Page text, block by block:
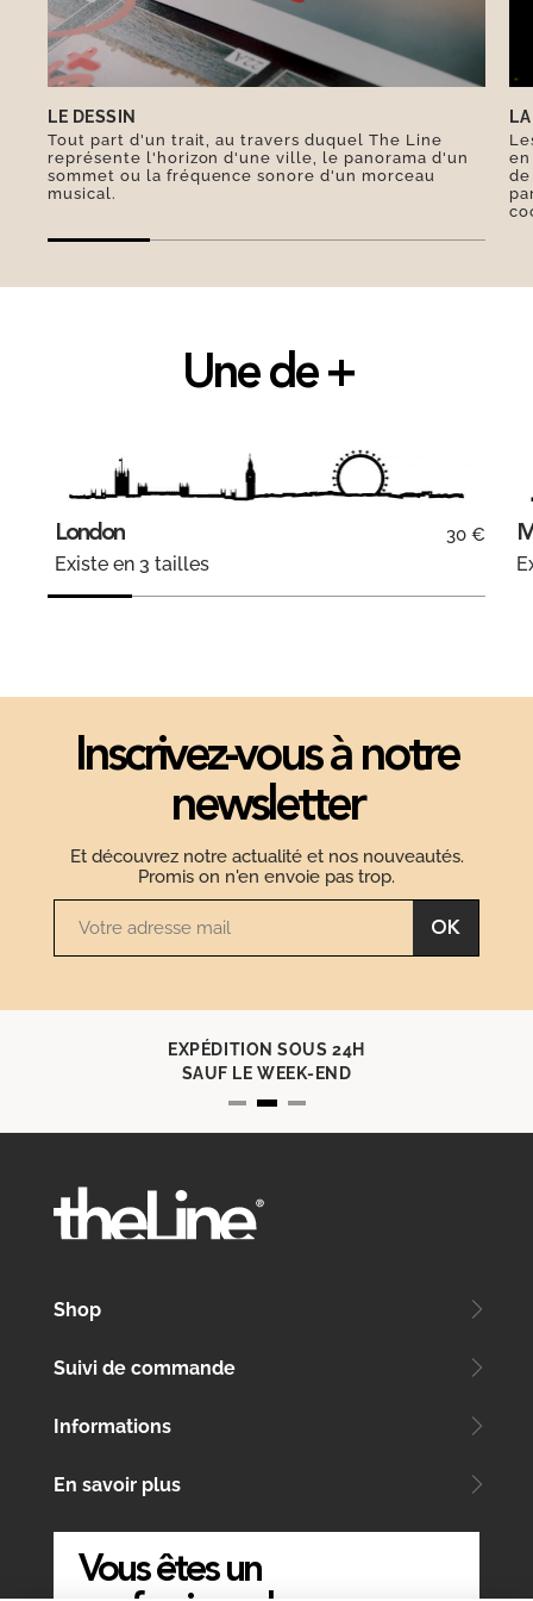
connait un succès fou Outre-Atlantique, sous le
nom de… Hamburger !
LE DESSIN
Tout part d'un trait, au travers duquel The Line
représente l'horizon d'une ville, le panorama d'un
sommet ou la fréquence sonore d'un morceau
musical.
Une de +
London 30 €
Existe en 3 tailles
Inscrivez-vous à notre
newsletter
Et découvrez notre actualité et nos nouveautés.
Promis on n'en envoie pas trop.
OK
EXPÉDITION SOUS 24H
SAUF LE WEEK-END
Shop
Suivi de commande
Informations
En savoir plus
Vous êtes un